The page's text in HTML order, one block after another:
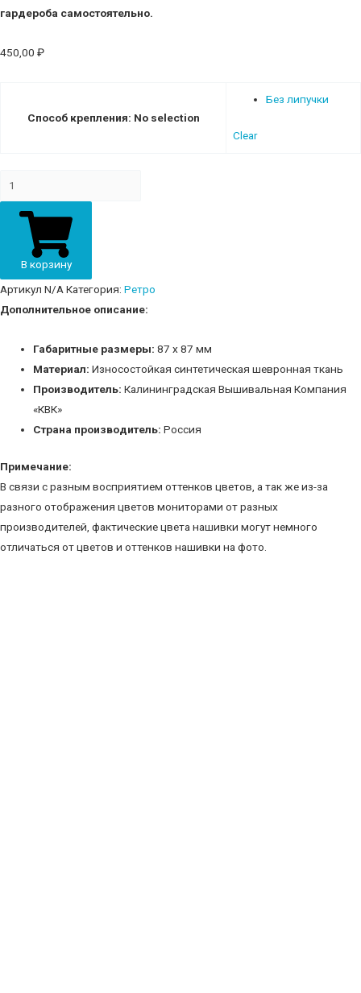
гардероба самостоятельно.
450,00 ₽
Способ крепления: No selection
Без липучки
Clear
В-59
"Военная
инспекция"
quantity
В корзину
Артикул N/AКатегория: Ретро
Дополнительное описание:
Габаритные размеры: 87 х 87 мм
Материал: Износостойкая синтетическая шевронная ткань
Производитель: Калининградская Вышивальная Компания
«КВК»
Страна производитель:Россия
Примечание:
В связи с разным восприятием оттенков цветов, а так же из-за
разного отображения цветов мониторами от разных
производителей, фактические цвета нашивки могут немного
отличаться от цветов и оттенков нашивки на фото.